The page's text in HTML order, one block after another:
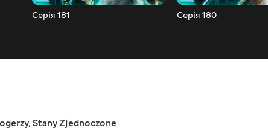
Серія 181 Серія 180
, Stany Zjednoczone